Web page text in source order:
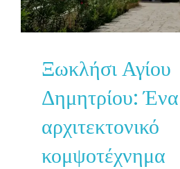
Ξωκλήσι Αγίου
Δημητρίου:
αρχιτεκτονικό
κομψοτέχνημα